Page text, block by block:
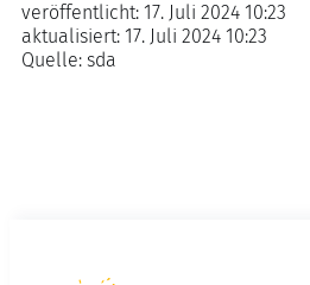
Quelle: sda
veröffentlicht: 17. Juli 2024 10:23
aktualisiert: 17. Juli 2024 10:23